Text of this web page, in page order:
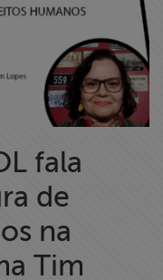
fala
de
na
Tim